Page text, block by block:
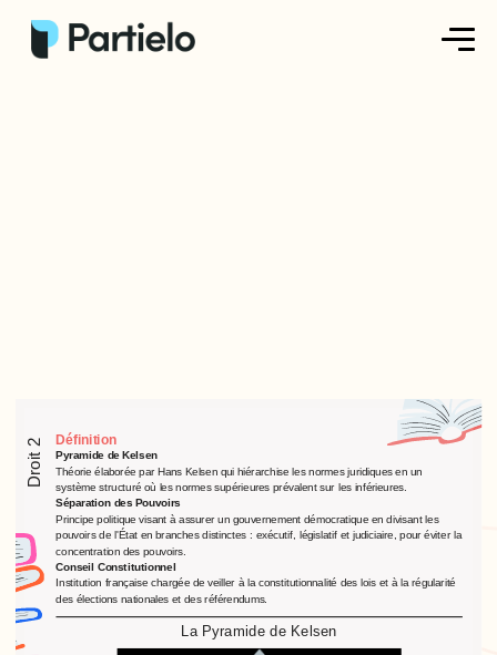
Droit 2 Définition
Pyramide de Kelsen
Théorie élaborée par Hans Kelsen qui hiérarchise les normes juridiques en un
système structuré où les normes supérieures prévalent sur les inférieures.
Séparation des Pouvoirs
Principe politique visant à assurer un gouvernement démocratique en divisant les
pouvoirs de l'État en branches distinctes : exécutif, législatif et judiciaire, pour éviter la
concentration des pouvoirs.
Conseil Constitutionnel
Institution française chargée de veiller à la constitutionnalité des lois et à la régularité
des élections nationales et des référendums.
La Pyramide de Kelsen